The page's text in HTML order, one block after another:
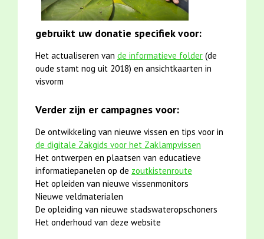
gebruikt uw donatie specifiek voor:
Het actualiseren van de informatieve folder (de
oude stamt nog uit 2018) en ansichtkaarten in
visvorm
Verder zijn er campagnes voor:
De ontwikkeling van nieuwe vissen en tips voor in
de digitale Zakgids voor het Zaklampvissen
Het ontwerpen en plaatsen van educatieve
informatiepanelen op de zoutkistenroute
Het opleiden van nieuwe vissenmonitors
Nieuwe veldmaterialen
De opleiding van nieuwe stadswateropschoners
Het onderhoud van deze website